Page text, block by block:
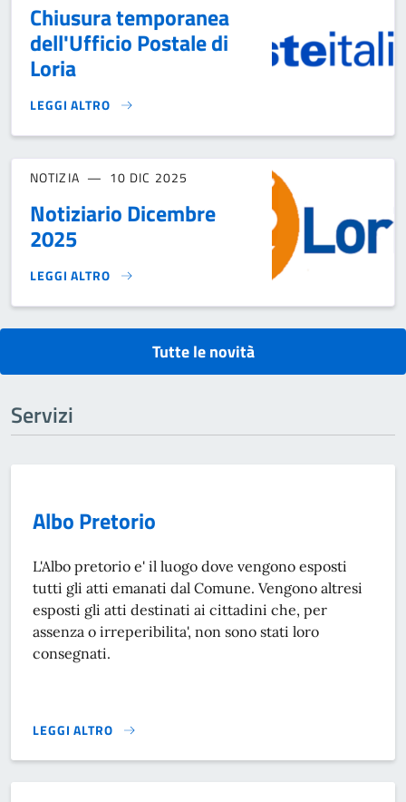
Chiusura temporanea
dell'Ufficio Postale di
Loria
LEGGI ALTRO
CHIUSURA TEMPORANEA DELL'UFFICIO POSTALE DI LORIA}
NOTIZIA 10 DIC 2025
Notiziario Dicembre
2025
LEGGI ALTRO
NOTIZIARIO DICEMBRE 2025}
Tutte le novità
Servizi
Albo Pretorio
L'Albo pretorio e' il luogo dove vengono esposti
tutti gli atti emanati dal Comune. Vengono altresi
esposti gli atti destinati ai cittadini che, per
assenza o irreperibilita', non sono stati loro
consegnati.
LEGGI ALTRO
ALBO PRETORIO}